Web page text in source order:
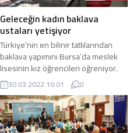
Geleceğin kadın baklava
ustaları yetişiyor
Türkiye’nin en bilinir tatlılarından
baklava yapımını Bursa’da meslek
lisesinin kız öğrencileri öğreniyor.
Yapılan bu protokol ile kadın baklava
... 30.03.2022 10:01 0